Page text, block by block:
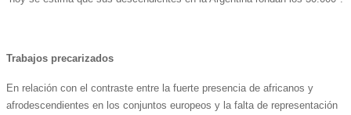
Trabajos precarizados
En relación con el contraste entre la fuerte presencia de africanos y
afrodescendientes en los conjuntos europeos y la falta de representación